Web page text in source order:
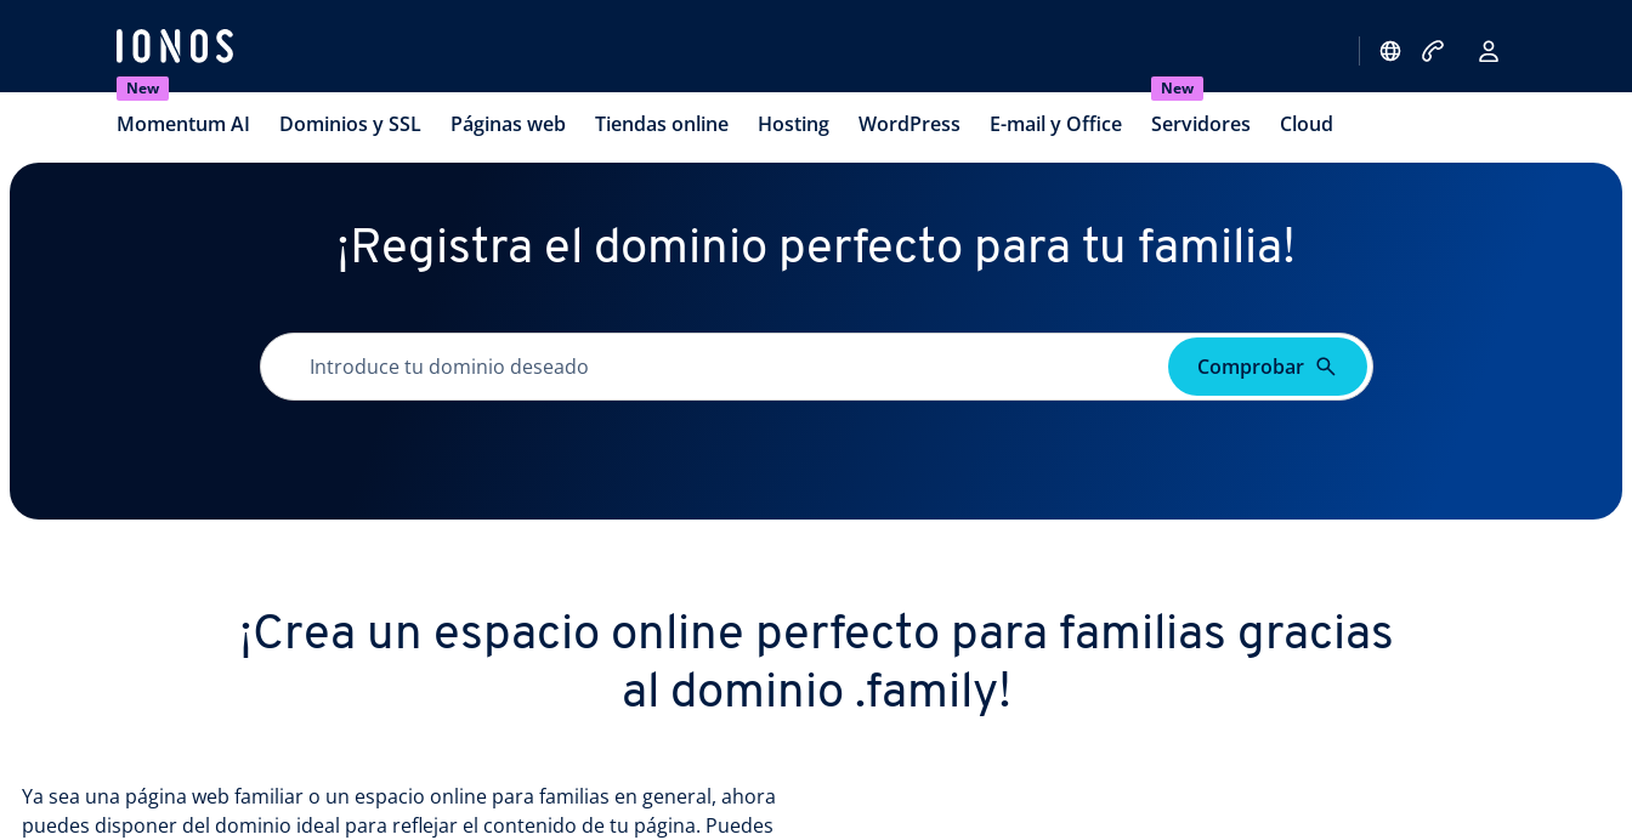
New
Momentum AI Dominios y SSL Páginas web Tiendas online Hosting WordPress E-mail y Office
New
Servidores Cloud
¡Registra el dominio perfecto para tu familia!
Comprobar
¡Crea un espacio online perfecto para familias gracias
al dominio .family!
Ya sea una página web familiar o un espacio online para familias en general, ahora
puedes disponer del dominio ideal para reflejar el contenido de tu página. Puedes